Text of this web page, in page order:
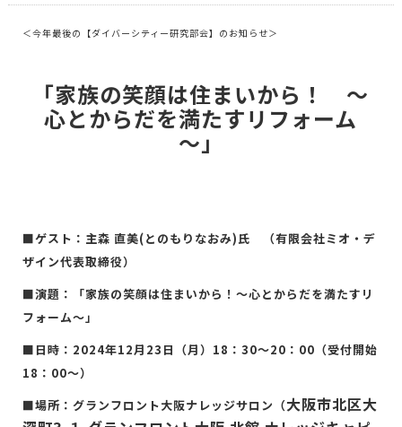
＜今年最後の【ダイバーシティー研究部会】のお知らせ＞
「家族の笑顔は住まいから！ ～
心とからだを満たすリフォーム
～」
■ゲスト：主森 直美(とのもりなおみ)氏 （有限会社ミオ・デ
ザイン代表取締役）
■演題：「家族の笑顔は住まいから！～心とからだを満たすリ
フォーム～」
■日時：2024年12月23日（月）18：30～20：00（受付開始
18：00～）
■場所：グランフロント大阪ナレッジサロン（大阪市北区大